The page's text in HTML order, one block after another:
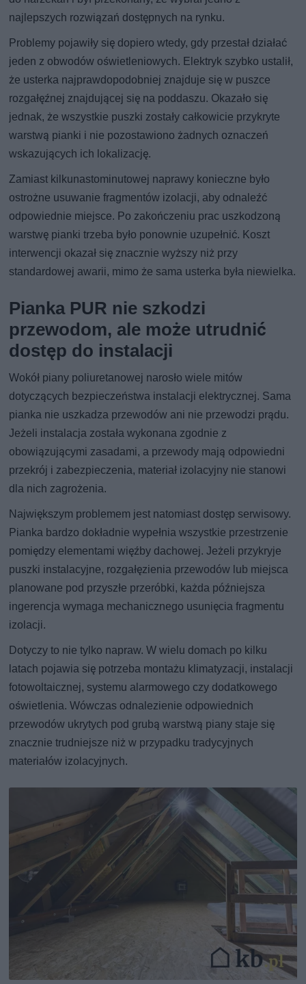
najlepszych rozwiązań dostępnych na rynku.
Problemy pojawiły się dopiero wtedy, gdy przestał działać
jeden z obwodów oświetleniowych. Elektryk szybko ustalił,
że usterka najprawdopodobniej znajduje się w puszce
rozgałęźnej znajdującej się na poddaszu. Okazało się
jednak, że wszystkie puszki zostały całkowicie przykryte
warstwą pianki i nie pozostawiono żadnych oznaczeń
wskazujących ich lokalizację.
Zamiast kilkunastominutowej naprawy konieczne było
ostrożne usuwanie fragmentów izolacji, aby odnaleźć
odpowiednie miejsce. Po zakończeniu prac uszkodzoną
warstwę pianki trzeba było ponownie uzupełnić. Koszt
interwencji okazał się znacznie wyższy niż przy
standardowej awarii, mimo że sama usterka była niewielka.
Pianka PUR nie szkodzi
przewodom, ale może utrudnić
dostęp do instalacji
Wokół piany poliuretanowej narosło wiele mitów
dotyczących bezpieczeństwa instalacji elektrycznej. Sama
pianka nie uszkadza przewodów ani nie przewodzi prądu.
Jeżeli instalacja została wykonana zgodnie z
obowiązującymi zasadami, a przewody mają odpowiedni
przekrój i zabezpieczenia, materiał izolacyjny nie stanowi
dla nich zagrożenia.
Największym problemem jest natomiast dostęp serwisowy.
Pianka bardzo dokładnie wypełnia wszystkie przestrzenie
pomiędzy elementami więźby dachowej. Jeżeli przykryje
puszki instalacyjne, rozgałęzienia przewodów lub miejsca
planowane pod przyszłe przeróbki, każda późniejsza
ingerencja wymaga mechanicznego usunięcia fragmentu
izolacji.
Dotyczy to nie tylko napraw. W wielu domach po kilku
latach pojawia się potrzeba montażu klimatyzacji, instalacji
fotowoltaicznej, systemu alarmowego czy dodatkowego
oświetlenia. Wówczas odnalezienie odpowiednich
przewodów ukrytych pod grubą warstwą piany staje się
znacznie trudniejsze niż w przypadku tradycyjnych
materiałów izolacyjnych.